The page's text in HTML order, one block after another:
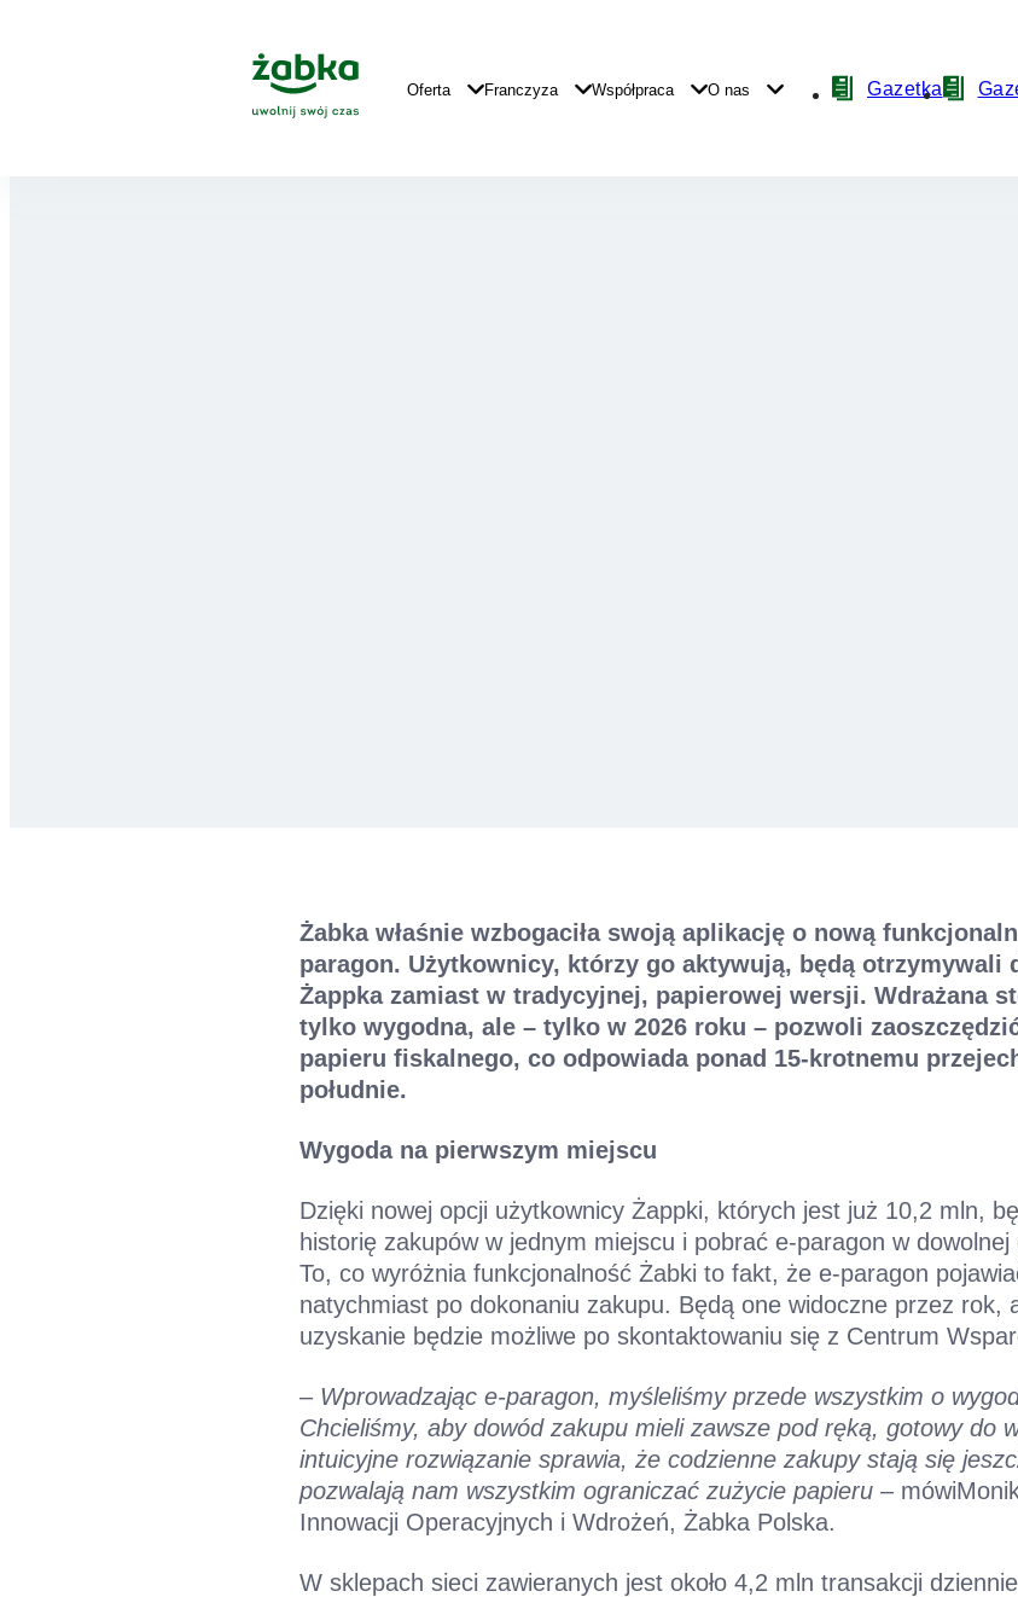
Główne
Logo
Główna
Nawigacja
Oferta Franczyza Współpraca O nas
NawigacjaGazetka
Żabka właśnie wzbogaciła swoją aplikację o nową
paragon. Użytkownicy, którzy go aktywują, będą otrzymywali
Żappka zamiast w tradycyjnej, papierowej wersji. Wdrażana
tylko wygodna, ale – tylko w 2026 roku – pozwoli
papieru fiskalnego, co odpowiada ponad 15-krotnemu
południe.
Wygoda na pierwszym miejscu
Dzięki nowej opcji użytkownicy Żappki, których jest już 10,2 mln,
historię zakupów w jednym miejscu i pobrać e-paragon w
To, co wyróżnia funkcjonalność Żabki to fakt, że e-paragon
natychmiast po dokonaniu zakupu. Będą one widoczne przez rok,
uzyskanie będzie możliwe po skontaktowaniu się z Centrum
– Wprowadzając e-paragon, myśleliśmy przede wszystkim o
Chcieliśmy, aby dowód zakupu mieli zawsze pod ręką, gotowy do
intuicyjne rozwiązanie sprawia, że codzienne zakupy stają się
pozwalają nam wszystkim ograniczać zużycie papieru –
Innowacji Operacyjnych i Wdrożeń, Żabka Polska.
W sklepach sieci zawieranych jest około 4,2 mln transakcji